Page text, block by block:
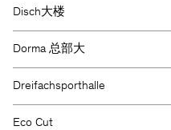
Disch大楼
Dorma 总部大
Dreifachsporthalle
Eco Cut